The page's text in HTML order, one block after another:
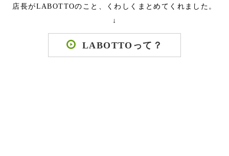
店長がLABOTTOのこと、くわしくまとめてくれました。
↓
LABOTTOって？